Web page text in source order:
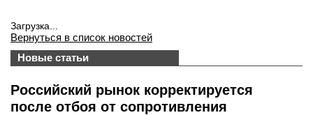
Загрузка...
Вернуться в список новостей
Новые статьи
Российский рынок корректируется
после отбоя от сопротивления